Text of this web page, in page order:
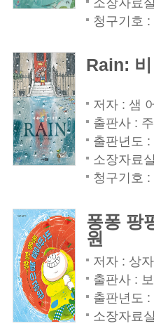
청구기호
Rain:
저자 : 샘
출판사 :
출판년도 :
소장자료
청구기호 :
퐁퐁 팡
원
저자 : 상자
출판사 :
출판년도 :
소장자료